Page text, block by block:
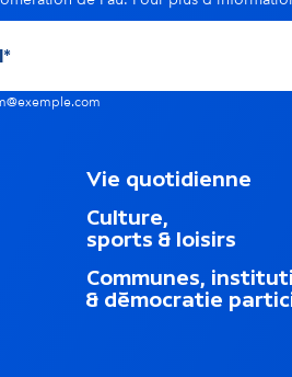
M
n
u
d
u
p
Vie quotidienne
Culture,
sports & loisirs
Communes,
& démocratie